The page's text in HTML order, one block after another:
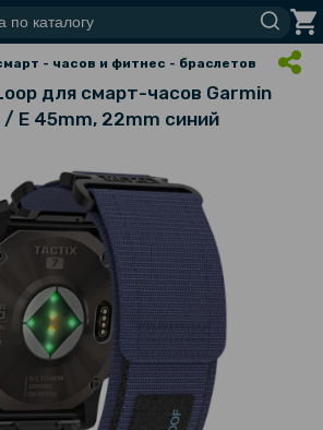
- часов и фитнес - браслетов
для смарт-часов Garmin
E 45mm, 22mm синий